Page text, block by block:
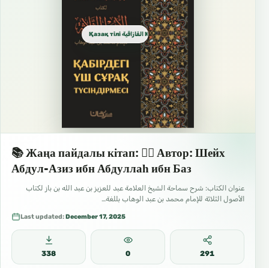
Қазақ тілі القازاقية Kazakh
📚 Жаңа пайдалы кітап: ✍🏼 Автор: Шейх
Абдул-Азиз ибн Абдуллаһ ибн Баз
عنوان الكتاب: شرح سماحة الشيخ العلامة عبد للعزيز بن عبد الله بن باز لكتاب
الأصول الثلاثة للإمام محمد بن عبد الوهاب بللغة…
Last updated:December 17, 2025
338 0 291